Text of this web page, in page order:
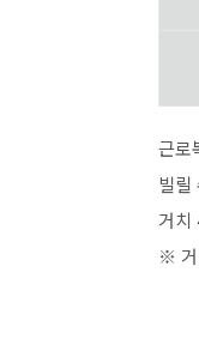
근로
빌릴
거치
※ 거